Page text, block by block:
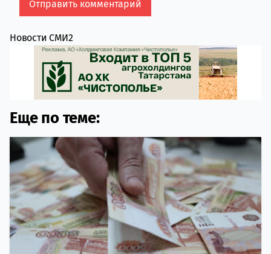
Новости СМИ2
Еще по теме: